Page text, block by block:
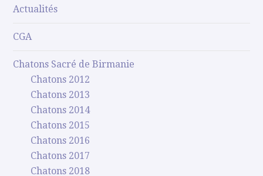
Actualités
CGA
Chatons Sacré de Birmanie
Chatons 2012
Chatons 2013
Chatons 2014
Chatons 2015
Chatons 2016
Chatons 2017
Chatons 2018